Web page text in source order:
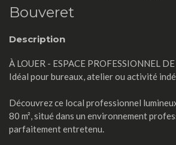
Bouveret
Description
À LOUER - ESPACE PROFESSIONNEL DE
Idéal pour bureaux, atelier ou activité
Découvrez ce local professionnel
80 m², situé dans un environnement
parfaitement entretenu.